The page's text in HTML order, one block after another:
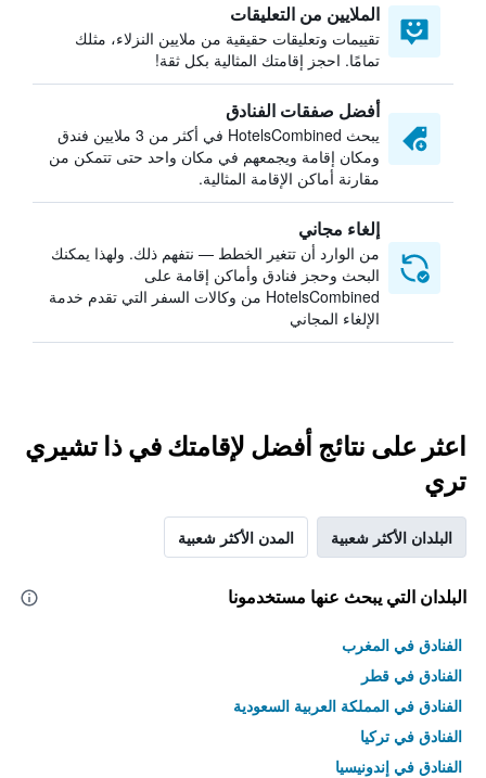
الملايين من التعليقات
تقييمات وتعليقات حقيقية من ملايين النزلاء، مثلك
تمامًا. احجز إقامتك المثالية بكل ثقة!
أفضل صفقات الفنادق
يبحث HotelsCombined في أكثر من 3 ملايين فندق
ومكان إقامة ويجمعهم في مكان واحد حتى تتمكن من
مقارنة أماكن الإقامة المثالية.
إلغاء مجاني
من الوارد أن تتغير الخطط — نتفهم ذلك. ولهذا يمكنك
البحث وحجز فنادق وأماكن إقامة على
HotelsCombined من وكالات السفر التي تقدم خدمة
الإلغاء المجاني
اعثر على نتائج أفضل لإقامتك في ذا تشيري
تري
البلدان الأكثر شعبية المدن الأكثر شعبية
البلدان التي يبحث عنها مستخدمونا
الفنادق في المغرب
الفنادق في قطر
الفنادق في المملكة العربية السعودية
الفنادق في تركيا
الفنادق في إندونيسيا